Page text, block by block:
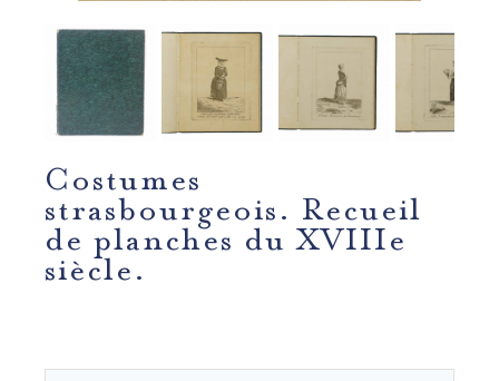
Costumes
strasbourgeois. Recueil
de planches du XVIIIe
siècle.